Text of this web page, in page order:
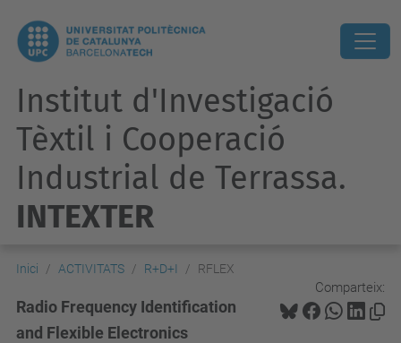
Institut d'Investigació
Tèxtil i Cooperació
Industrial de Terrassa.
INTEXTER
Inici ACTIVITATS R+D+I RFLEX
Comparteix:
Radio Frequency Identification
and Flexible Electronics